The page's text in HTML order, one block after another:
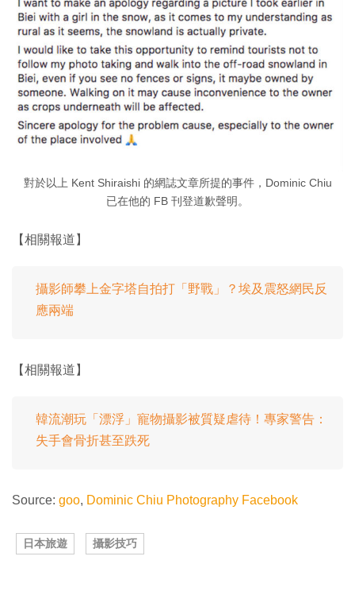
對於以上 Kent Shiraishi 的網誌文章所提的事件，Dominic Chiu
已在他的 FB 刊登道歉聲明。
【相關報道】
攝影師攀上金字塔自拍打「野戰」？埃及震怒網民反
應兩端
【相關報道】
韓流潮玩「漂浮」寵物攝影被質疑虐待！專家警告：
失手會骨折甚至跌死
Source: goo, Dominic Chiu Photography Facebook
日本旅遊 攝影技巧